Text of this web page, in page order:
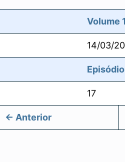
Volume
14/03/
17
← Anterior